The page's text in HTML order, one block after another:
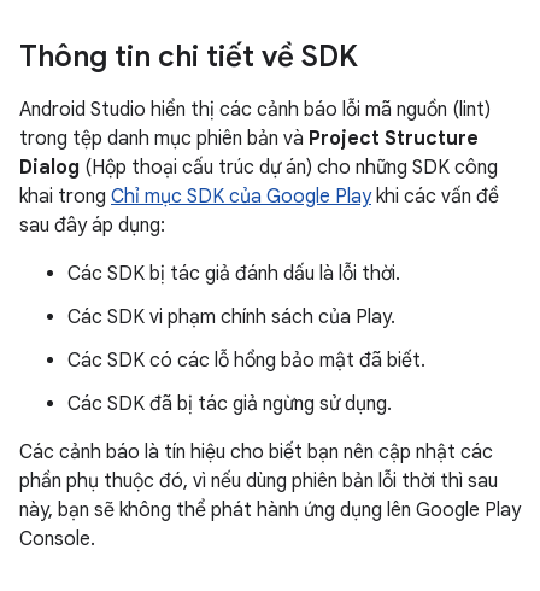
Thông tin chi tiết về SDK
Android Studio hiển thị các cảnh báo lỗi mã nguồn (lint)
trong tệp danh mục phiên bản và Project Structure
Dialog (Hộp thoại cấu trúc dự án) cho những SDK công
khai trong Chỉ mục SDK của Google Playkhi các vấn đề
sau đây áp dụng:
Các SDK bị tác giả đánh dấu là lỗi thời.
Các SDK vi phạm chính sách của Play.
Các SDK có các lỗ hổng bảo mật đã biết.
Các SDK đã bị tác giả ngừng sử dụng.
Các cảnh báo là tín hiệu cho biết bạn nên cập nhật các
phần phụ thuộc đó, vì nếu dùng phiên bản lỗi thời thì sau
này, bạn sẽ không thể phát hành ứng dụng lên Google Play
Console.